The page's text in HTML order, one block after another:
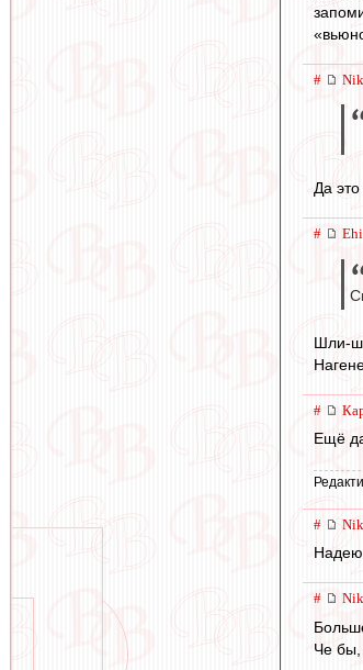
#
Да
#
Шли-
#
Ещё
#
#
Че бы,